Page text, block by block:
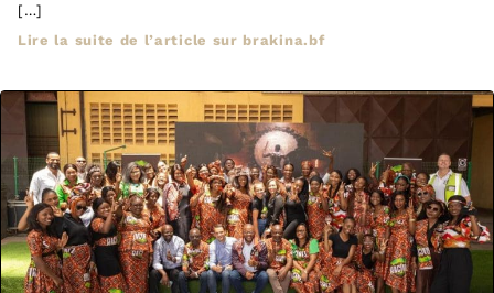
[…]
Lire la suite de l’article sur brakina.bf